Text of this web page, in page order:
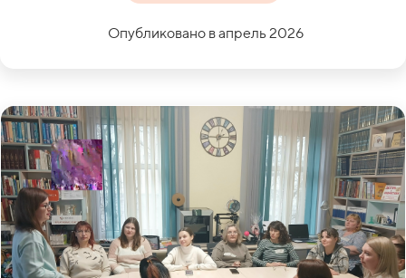
Опубликовано в апрель 2026